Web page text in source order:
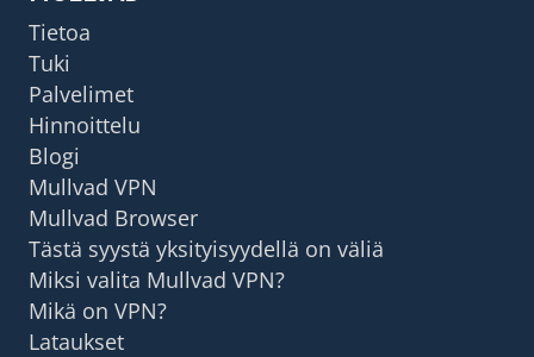
Tietoa
Tuki
Palvelimet
Hinnoittelu
Blogi
Mullvad VPN
Mullvad Browser
Tästä syystä yksityisyydellä on väliä
Miksi valita Mullvad VPN?
Mikä on VPN?
Lataukset